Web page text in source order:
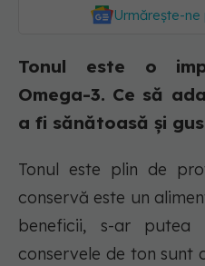
Urmărește-
Tonul este o
Omega-3. Ce să
a fi sănătoasă și
Tonul este plin de
conservă este un
beneficii, s-ar
conservele de ton sunt